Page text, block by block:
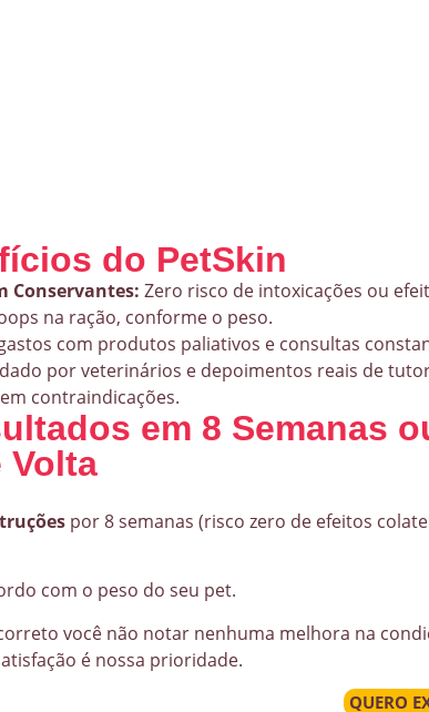
do PetSkin
Conservantes: Zero risco de intoxicações ou
na ração, conforme o peso.
com produtos paliativos e consultas
por veterinários e depoimentos reais de
contraindicações.
em 8 Semanas
Volta
por 8 semanas (risco zero de efeitos
com o peso do seu pet.
você não notar nenhuma melhora na
é nossa prioridade.
QUERO